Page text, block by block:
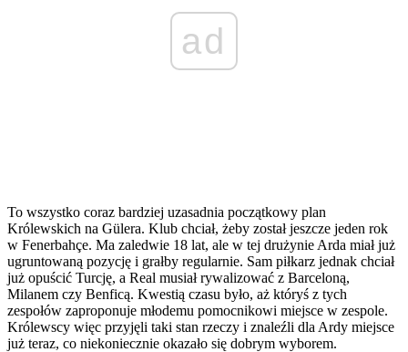
ad
To wszystko coraz bardziej uzasadnia początkowy plan
Królewskich na Gülera. Klub chciał, żeby został jeszcze jeden rok
w Fenerbahçe. Ma zaledwie 18 lat, ale w tej drużynie Arda miał już
ugruntowaną pozycję i grałby regularnie. Sam piłkarz jednak chciał
już opuścić Turcję, a Real musiał rywalizować z Barceloną,
Milanem czy Benficą. Kwestią czasu było, aż któryś z tych
zespołów zaproponuje młodemu pomocnikowi miejsce w zespole.
Królewscy więc przyjęli taki stan rzeczy i znaleźli dla Ardy miejsce
już teraz, co niekoniecznie okazało się dobrym wyborem.